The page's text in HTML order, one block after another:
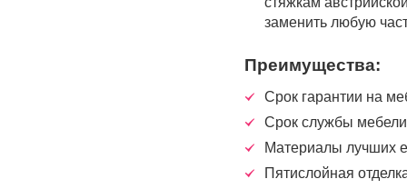
заменить любую
Преимущества:
Срок гарантии на
Срок службы
Материалы лучших
Пятислойная